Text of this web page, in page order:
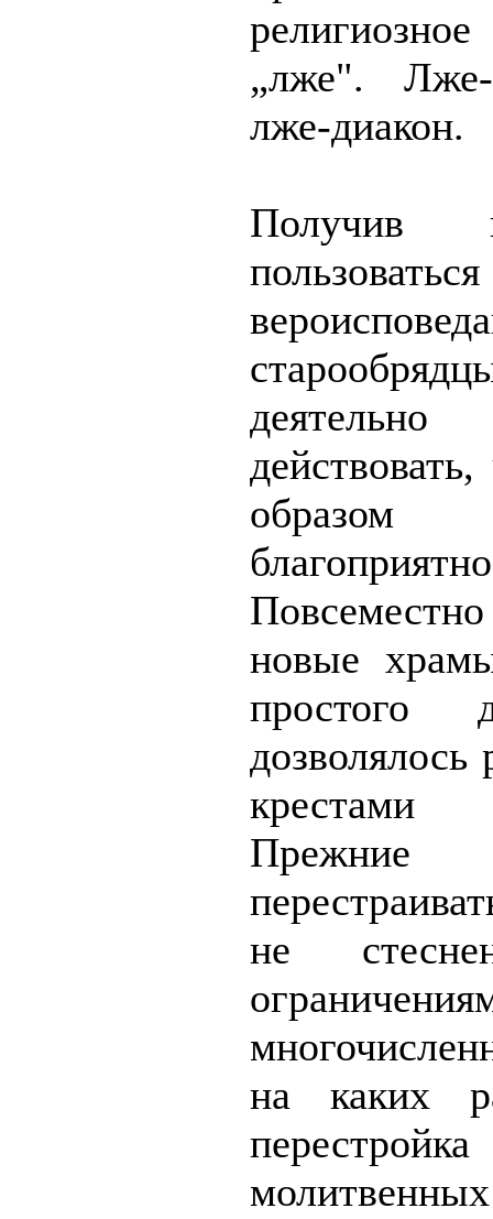
религиозное
„лже". Лже-
лже-диакон.
Получив
пользоваться
образом
новые
дозволялось
крестами
не
на каких